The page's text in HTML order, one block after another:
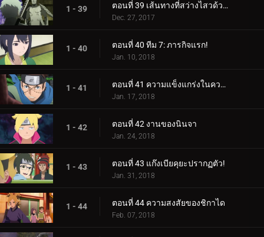
1 - 39 ตอนที่ 39 เส้นทางที่สว่างไสวด้วยพระจันทร์เต็มดวง
Dec. 27, 2017
1 - 40 ตอนที่ 40 ทีม 7: ภารกิจแรก!
Jan. 10, 2018
1 - 41 ตอนที่ 41 ความแข็งแกร่งในความสามัคคี
Jan. 17, 2018
1 - 42 ตอนที่ 42 งานของนินจา
Jan. 24, 2018
1 - 43 ตอนที่ 43 แก๊งเบียคุยะปรากฏตัว!
Jan. 31, 2018
1 - 44 ตอนที่ 44 ความสงสัยของชิกาได
Feb. 07, 2018